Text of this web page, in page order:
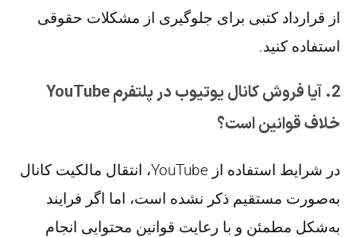
از قرارداد کتبی برای جلوگیری از مشکلات حقوقی
استفاده کنید.
2. آیا فروش کانال یوتیوب در پلتفرم YouTube
خلاف قوانین است؟
در شرایط استفاده از YouTube، انتقال مالکیت کانال
به‌صورت مستقیم ذکر نشده است، اما اگر فرایند
به‌شکل مطمئن و با رعایت قوانین محتوایی انجام